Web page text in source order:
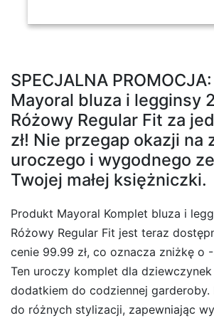
SPECJALNA
Mayoral bluza i legginsy
Różowy Regular Fit za
zł! Nie przegap okazji na
uroczego i wygodnego
Twojej małej księżniczki.
Produkt Mayoral Komplet bluza i
Różowy Regular Fit jest teraz
cenie 99.99 zł, co oznacza zniżkę o
Ten uroczy komplet dla dziewczynek
dodatkiem do codziennej garderoby.
do różnych stylizacji, zapewniając